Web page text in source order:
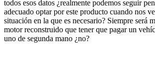
todos esos datos ¿realmente podemos seguir
adecuado optar por este producto cuando nos
situación en la que es necesario? Siempre será
motor reconstruido que tener que pagar un
uno de segunda mano ¿no?